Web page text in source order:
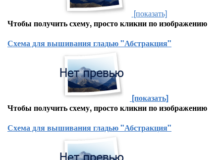
[показать]
Чтобы получить схему, просто кликни по изображению
Схема для вышивания гладью "Абстракция"
[показать]
Чтобы получить схему, просто кликни по изображению
Схема для вышивания гладью "Абстракция"